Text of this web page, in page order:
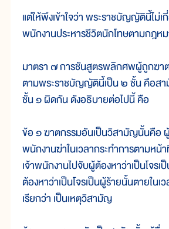
แต่ให้พึงเข้าใจว่า พระราชบัญญัตินี้ไม่เ
พนักงานประหารชีวิตนักโทษตามกฎห
มาตรา ๗ การชันสูตรพลิกศพผู้ถูกฆา
ตามพระราชบัญญัตินี้เป็น ๒ ชั้น คือส
ชั้น ๑ ผิดกัน ดังอธิบายต่อไปนี้ คือ
ข้อ ๑ ฆาตกรรมอันเป็นวิสามัญนั้นคือ
พนักงานฆ่าในเวลากระทำการตามหน้
เจ้าพนักงานไปจับผู้ต้องหาว่าเป็นโจรเ
ต้องหาว่าเป็นโจรเป็นผู้ร้ายนั้นตายในเ
เรียกว่า เป็นเหตุวิสามัญ